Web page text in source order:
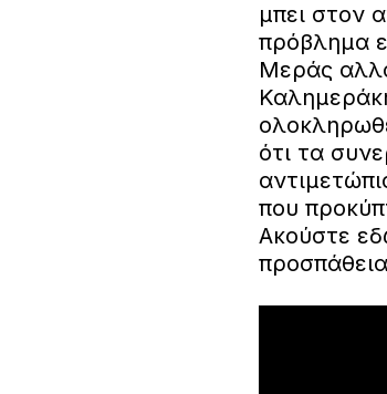
μπει στον
πρόβλημα
Μεράς
ότι τα
που
Ακούστε